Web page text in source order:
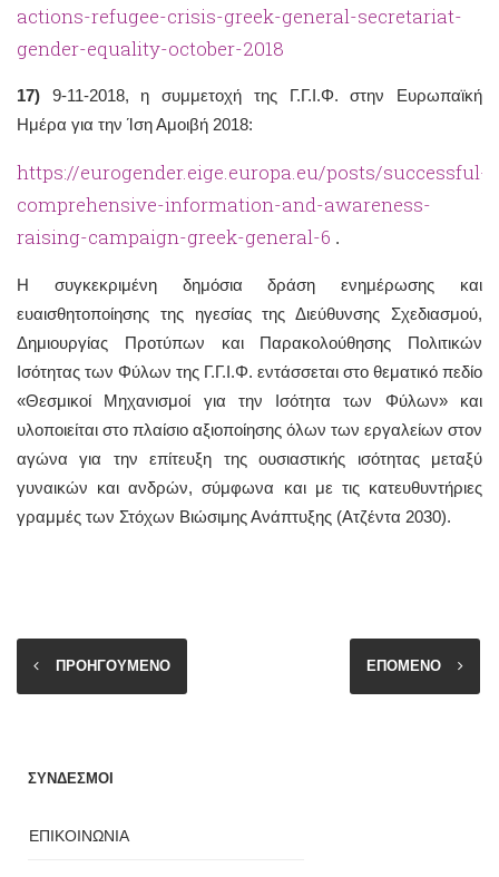
actions-refugee-crisis-greek-general-secretariat-
gender-equality-october-2018
17) 9-11-2018, η συμμετοχή της Γ.Γ.Ι.Φ. στην Ευρωπαϊκή
Ημέρα για την Ίση Αμοιβή 2018:
https://eurogender.eige.europa.eu/posts/successful-
comprehensive-information-and-awareness-
raising-campaign-greek-general-6 .
Η συγκεκριμένη δημόσια δράση ενημέρωσης και
ευαισθητοποίησης της ηγεσίας της Διεύθυνσης Σχεδιασμού,
Δημιουργίας Προτύπων και Παρακολούθησης Πολιτικών
Ισότητας των Φύλων της Γ.Γ.Ι.Φ. εντάσσεται στο θεματικό πεδίο
«Θεσμικοί Μηχανισμοί για την Ισότητα των Φύλων» και
υλοποιείται στο πλαίσιο αξιοποίησης όλων των εργαλείων στον
αγώνα για την επίτευξη της ουσιαστικής ισότητας μεταξύ
γυναικών και ανδρών, σύμφωνα και με τις κατευθυντήριες
γραμμές των Στόχων Βιώσιμης Ανάπτυξης (Ατζέντα 2030).
ΠΡΟΗΓΟΥΜΕΝΟ ΕΠΟΜΕΝΟ
ΣΥΝΔΕΣΜΟΙ
ΕΠΙΚΟΙΝΩΝΙΑ